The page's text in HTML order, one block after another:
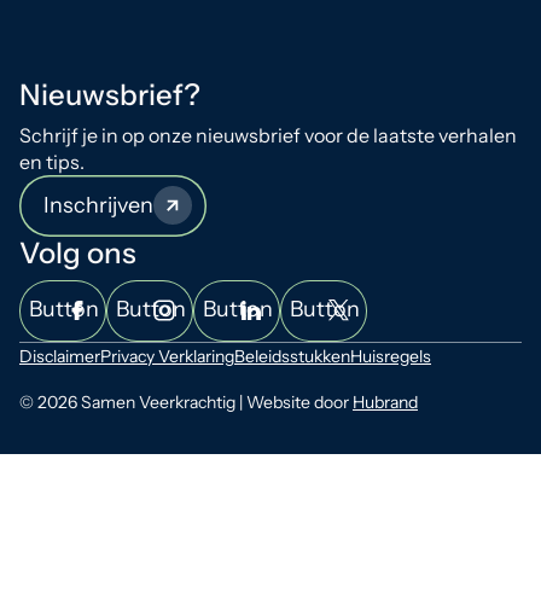
Nieuwsbrief?
Schrijf je in op onze nieuwsbrief voor de laatste verhalen
en tips.
Inschrijven
Volg ons
Button Button Button Button
© 2026 Samen Veerkrachtig | Website door Hubrand
DisclaimerPrivacy VerklaringBeleidsstukkenHuisregels